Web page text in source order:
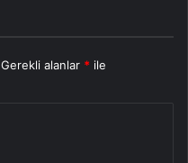
Gerekli alanlar * ile